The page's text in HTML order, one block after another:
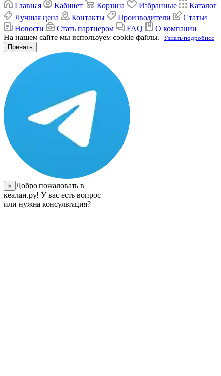
Главная
Кабинет Корзина Избранные
Каталог
Лучшая цена
Контакты Производители
Статьи
Новости
Стать партнером FAQ
О компании
На нашем сайте мы используем cookie файлы. Узнать подробнее
Принять
×
Добро пожаловать в
кеалан.ру! У вас есть вопрос
или нужна консультация?